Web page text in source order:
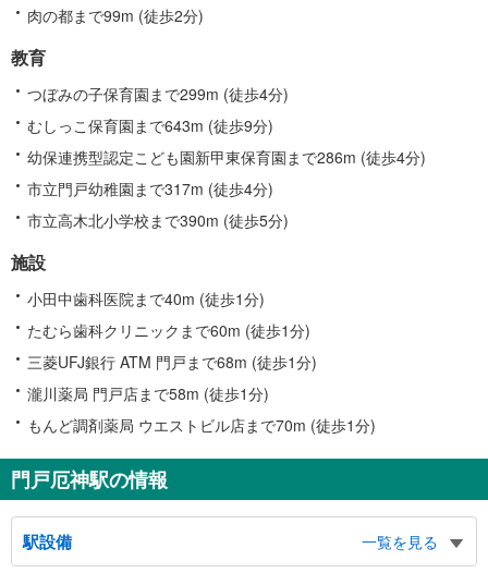
肉の都まで99m (徒歩2分)
教育
つぼみの子保育園まで299m (徒歩4分)
むしっこ保育園まで643m (徒歩9分)
幼保連携型認定こども園新甲東保育園まで286m (徒歩4分)
市立門戸幼稚園まで317m (徒歩4分)
市立高木北小学校まで390m (徒歩5分)
施設
小田中歯科医院まで40m (徒歩1分)
たむら歯科クリニックまで60m (徒歩1分)
三菱UFJ銀行 ATM 門戸まで68m (徒歩1分)
瀧川薬局 門戸店まで58m (徒歩1分)
もんど調剤薬局 ウエストビル店まで70m (徒歩1分)
門戸厄神駅の情報
駅設備
一覧を見る